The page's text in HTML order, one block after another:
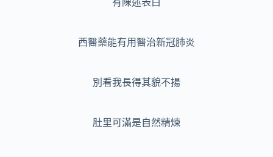
有陳述表白
西醫藥能有用醫治新冠肺炎
別看我長得其貌不揚
肚里可滿是自然精煉